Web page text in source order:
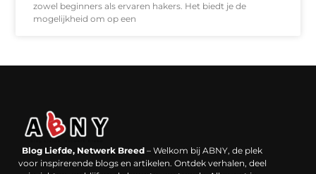
zowel beginners als ervaren hakers. Het biedt je de
mogelijkheid om op een
Blog Liefde, Netwerk Breed – Welkom bij ABNY, de plek
voor inspirerende blogs en artikelen. Ontdek verhalen, deel